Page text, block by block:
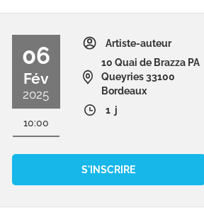
06
Fév
2025
10:00
Artiste-auteur
10 Quai de Brazza PA
Queyries 33100
Bordeaux
1 j
S'INSCRIRE